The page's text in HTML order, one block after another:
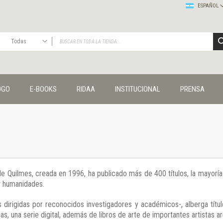
ESPAÑOL
Todas
Publicaciones
Editorial
Cuadernos universitarios
Derechos humanos
Ediciones especiales
Géneros
E-BOOKS RIDAA INSTITUCIONAL PRENSA
Quilmes, creada en 1996, ha publicado más de 400 títulos, la
por reconocidos investigadores y académicos-, alberga
una serie digital, además de libros de arte de importantes artistas